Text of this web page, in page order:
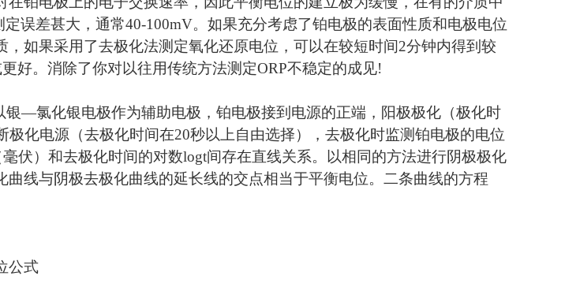
误差甚大，通常40-100mV。如果充分考虑了铂电极的表面性质和电极电位
，如果采用了去极化法测定氧化还原电位，可以在较短时间2分钟内得到较
好。消除了你对以往用传统方法测定ORP不稳定的成见!
银—氯化银电极作为辅助电极，铂电极接到电源的正端，阳极极化（极化时
极化电源（去极化时间在20秒以上自由选择），去极化时监测铂电极的电位
毫伏）和去极化时间的对数logt间存在直线关系。以相同的方法进行阴极极化
曲线与阴极去极化曲线的延长线的交点相当于平衡电位。二条曲线的方程
公式